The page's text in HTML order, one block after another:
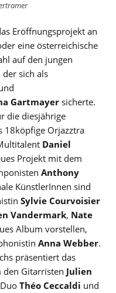
Eröffnungsprojekt an
eine österreichische
auf den jungen
der sich als
Gartmayer sicherte.
die diesjährige
18köpfige Orjazztra
Daniel
Projekt mit dem
Anthony
KünstlerInnen sind
Sylvie Courvoisier
Vandermark, Nate
Album vorstellen,
Anna Webber.
präsentiert das
den Gitarristen Julien
Théo Ceccaldi und